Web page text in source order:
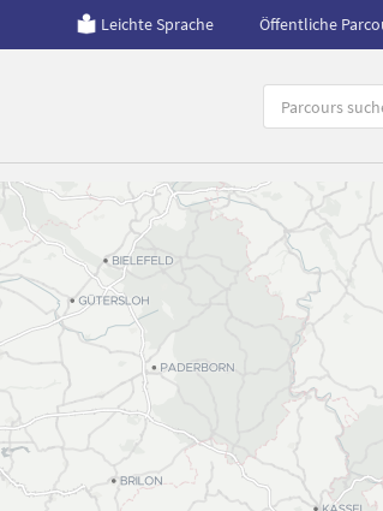
Leichte Sprache Öffentliche